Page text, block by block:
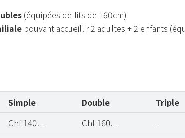
(équipées de lits de 160cm)
pouvant accueillir 2 adultes + 2 enfants
Simple Double Triple
Chf 140. - Chf 160. - -